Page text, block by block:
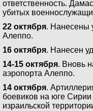
ответственность.
убитых
22 октября. Нанесены
Алеппо.
16 октября. Нанесен
14-15 октября. Вновь
аэропорта Алеппо.
14 октября.
боевиков на юге Сирии
израильской